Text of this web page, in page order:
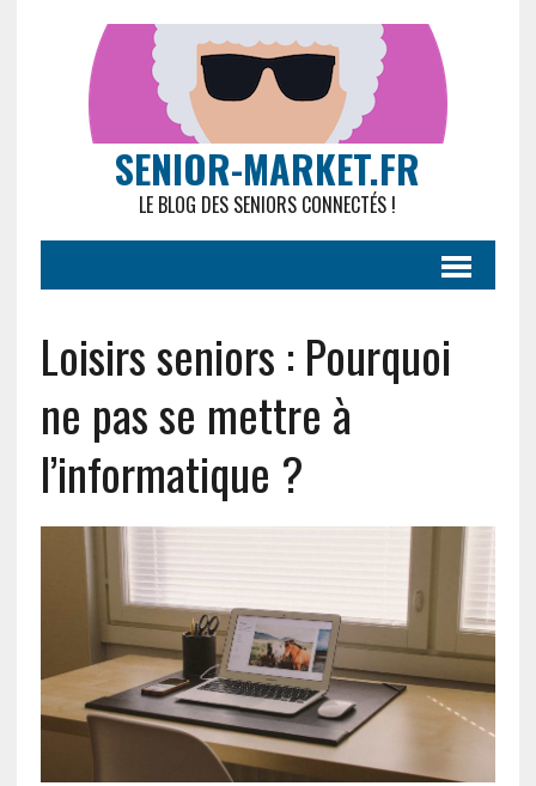
SENIOR-MARKET.FR
LE BLOG DES SENIORS CONNECTÉS !
Loisirs seniors : Pourquoi
ne pas se mettre à
l’informatique ?